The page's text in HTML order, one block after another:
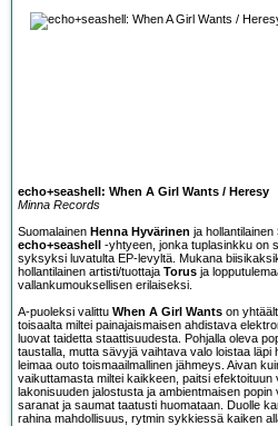
echo+seashell: When A Girl Wants / Heresy
Minna Records
Suomalainen Henna Hyvärinen ja hollantilainen
echo+seashell -yhtyeen, jonka tuplasinkku on
syksyksi luvatulta EP-levyltä. Mukana
hollantilainen artisti/tuottaja Torus ja
vallankumouksellisen erilaiseksi.
A-puoleksi valittu When A Girl Wants on
toisaalta miltei painajaismaisen ahdistava
luovat taidetta staattisuudesta. Pohjalla oleva
taustalla, mutta sävyjä vaihtava valo loistaa
leimaa outo toismaailmallinen jähmeys. Aivan
vaikuttamasta miltei kaikkeen, paitsi efektoituun
lakonisuuden jalostusta ja ambientmaisen
saranat ja saumat taatusti huomataan. Duolle
rahina mahdollisuus, rytmin sykkiessä kaiken